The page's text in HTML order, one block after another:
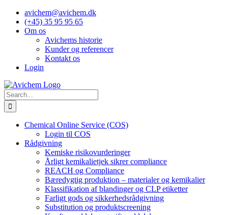
Skip
content
avichem@avichem.dk
(+45) 35 95 95 65
Om os
Avichems historie
Kunder og referencer
Kontakt os
Login
Search
for:
Chemical Online Service (COS)
Login til COS
Rådgivning
Kemiske risikovurderinger
Årligt kemikalietjek sikrer compliance
REACH og Compliance
Bæredygtig produktion – materialer og kemikalier
Klassifikation af blandinger og CLP etiketter
Farligt gods og sikkerhedsrådgivning
Substitution og produktscreening